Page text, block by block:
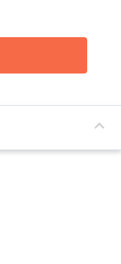
Підсвітка